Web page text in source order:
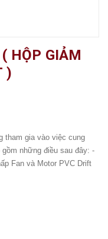
HỘP GIẢM
)
tham gia vào việc cung
những điều sau đây: -
Fan và Motor PVC Drift